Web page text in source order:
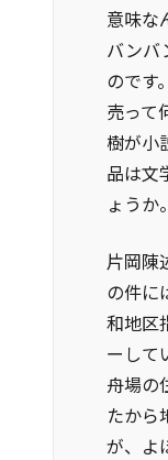
意味な
バンバ
のです。
売って
樹が小
品は文
ょうか。
片岡陳
の件に
和地区
ーして
舟場の
たから
が、よ